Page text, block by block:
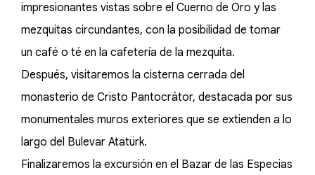
impresionantes vistas sobre el Cuerno de Oro y las
mezquitas circundantes, con la posibilidad de tomar
un café o té en la cafetería de la mezquita.
Después, visitaremos la cisterna cerrada del
monasterio de Cristo Pantocrátor, destacada por sus
monumentales muros exteriores que se extienden a lo
largo del Bulevar Atatürk.
Finalizaremos la excursión en el Bazar de las Especias